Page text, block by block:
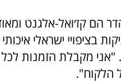
הם קז׳ואל-אלגנט
ישראלי
"אני מקבלת הזמנות
הלקוח".